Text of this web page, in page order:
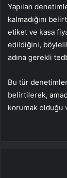
Yapılan
kalmadığını
etiket ve kasa
edildiğini,
adına gerekli
Bu tür
belirtilerek,
korumak olduğu